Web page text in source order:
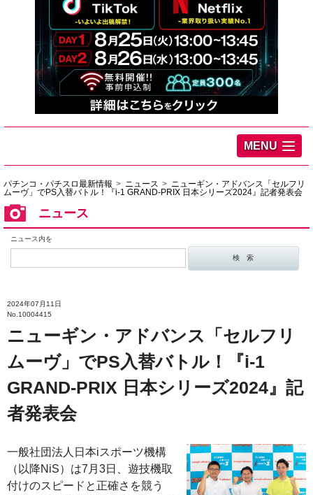
MENU
パチンコ・パチスロ最新情報 ニュース
ニューギン・アドバンス「セルフリ
ムーヴ」でPS入替バトル！『i‐1 GRAND-PRIX 日本シリーズ2024』記者発表会
ニュース
ニュース内を
2024年07月11日
No.10004415
ニューギン・アドバンス「セルフリ
ムーヴ」でPS入替バトル！『i‐1
GRAND-PRIX 日本シリーズ2024』記
者発表会
一般社団法人日本iスポーツ機構
（以降NiS）は7月3日、遊技機取
付けのスピードと正確さを競う